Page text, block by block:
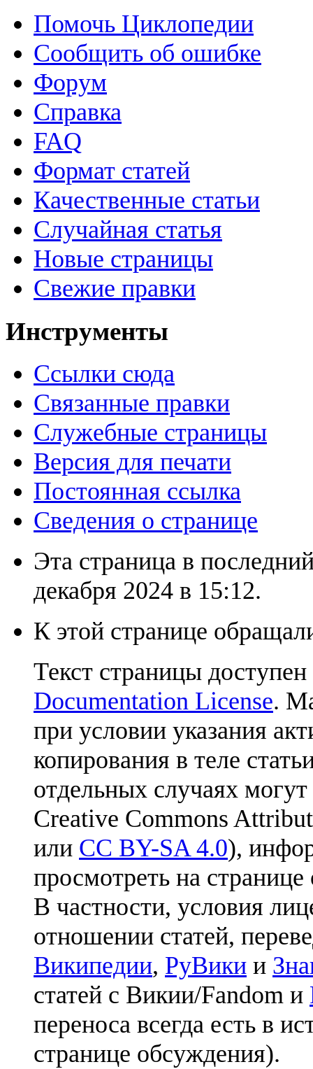
Помочь Циклопедии
Сообщить об ошибке
Форум
Справка
FAQ
Формат статей
Качественные статьи
Случайная статья
Новые страницы
Свежие правки
Инструменты
Ссылки сюда
Связанные правки
Служебные страницы
Версия для печати
Постоянная ссылка
Сведения о странице
Эта страница в
декабря 2024 в 15:12.
К этой странице
Текст страницы
Documentation License.
при условии указания
копирования в теле
отдельных случаях
Creative Commons
или CC BY-SA 4.0),
просмотреть на
В частности, условия
отношении статей,
Википедии, РуВики и
статей с Викии/Fandom и
переноса всегда есть в
странице обсуждения).